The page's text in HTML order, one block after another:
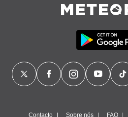
Contacto Sobre nós FAQ